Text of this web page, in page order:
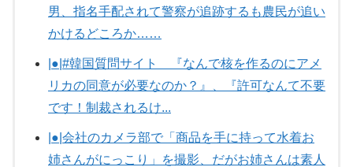
男、指名手配されて警察が追跡するも農民が追い
かけるどころか……
|●|#韓国質問サイト 『なんで核を作るのにアメ
リカの同意が必要なのか？』、『許可なんて不要
です！制裁されるけ...
|●|会社のカメラ部で「商品を手に持って水着お
姉さんがにっこり」を撮影、だがお姉さんは素人